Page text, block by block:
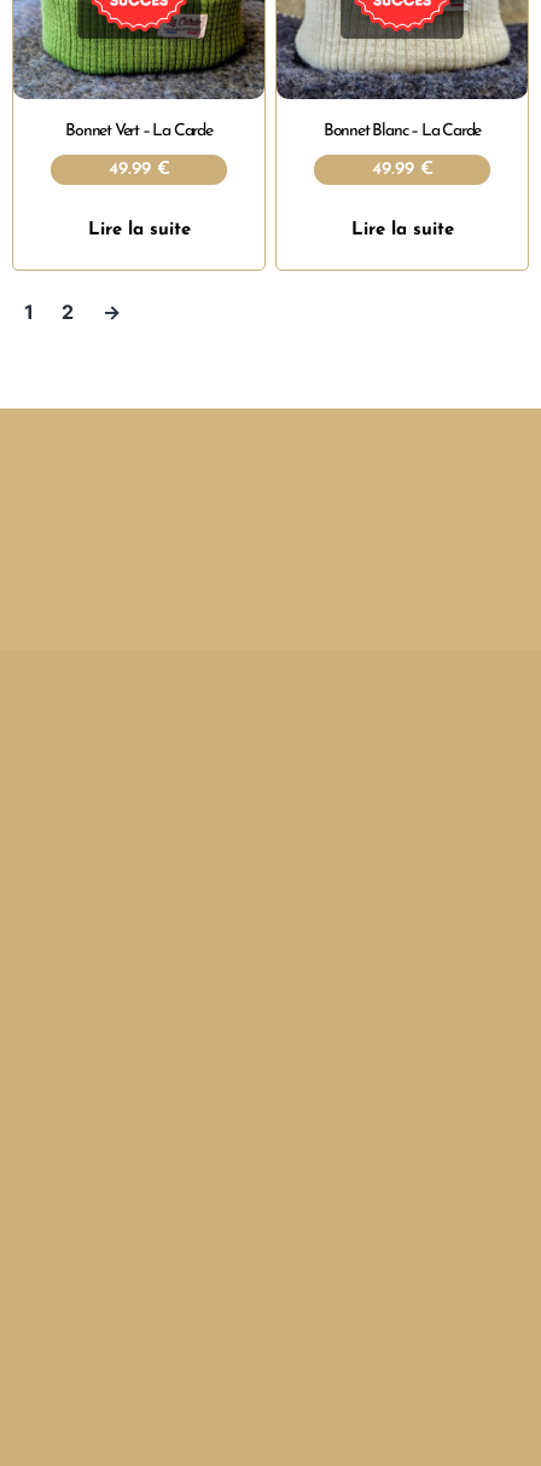
Bonnet Vert – La Carde
49.99 €
Lire la suite
Bonnet Blanc – La Carde
49.99 €
Lire la suite
1 2 →